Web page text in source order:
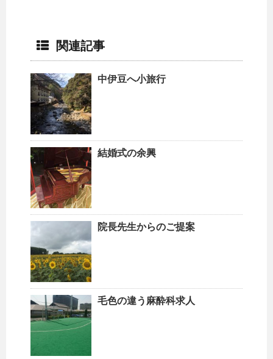
関連記事
中伊豆へ小旅行
結婚式の余興
院長先生からのご提案
毛色の違う麻酔科求人